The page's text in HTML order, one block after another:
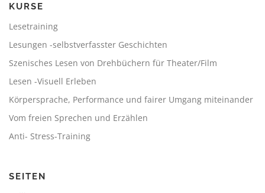
KURSE
Lesetraining
Lesungen -selbstverfasster Geschichten
Szenisches Lesen von Drehbüchern für Theater/Film
Lesen -Visuell Erleben
Körpersprache, Performance und fairer Umgang miteinander
Vom freien Sprechen und Erzählen
Anti- Stress-Training
SEITEN